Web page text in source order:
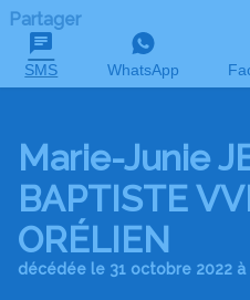
Partager
SMS WhatsApp
Marie-Junie
BAPTISTE
ORÉLIEN
décédée le 31 octobre 2022